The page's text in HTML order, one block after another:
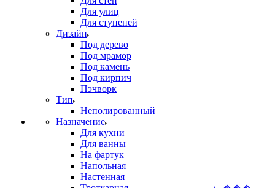
Для улиц
Для ступеней
Дизайн
Под дерево
Под мрамор
Под камень
Под кирпич
Пэчворк
Тип
Неполированный
Назначение
Для кухни
Для ванны
На фартук
Напольная
Настенная